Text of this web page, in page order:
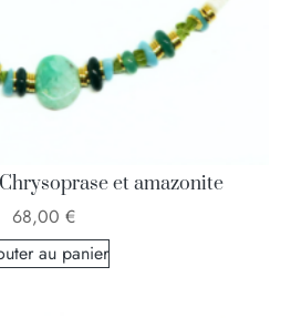
et amazonite
68,00 €
au panier